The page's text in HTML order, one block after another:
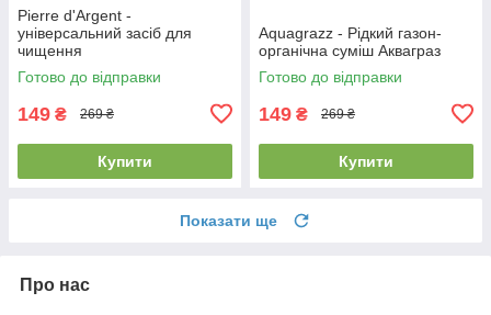
Pierre d'Argent -
універсальний засіб для
чищення
Готово до відправки
149 ₴ 269 ₴
Купити
Aquagrazz - Рідкий газон-
органічна суміш Акваграз
Готово до відправки
149 ₴ 269 ₴
Купити
Показати ще
Про нас